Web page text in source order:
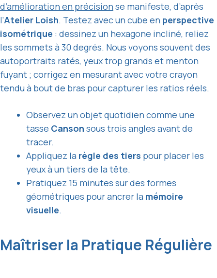
d’amélioration en précisionse manifeste, d’après
l’Atelier Loish. Testez avec un cube en perspective
isométrique : dessinez un hexagone incliné, reliez
les sommets à 30 degrés. Nous voyons souvent des
autoportraits ratés, yeux trop grands et menton
fuyant ; corrigez en mesurant avec votre crayon
tendu à bout de bras pour capturer les ratios réels.
Observez un objet quotidien comme une
tasse Canson sous trois angles avant de
tracer.
Appliquez la règle des tiers pour placer les
yeux à un tiers de la tête.
Pratiquez 15 minutes sur des formes
géométriques pour ancrer la mémoire
visuelle.
Maîtriser la Pratique Régulière